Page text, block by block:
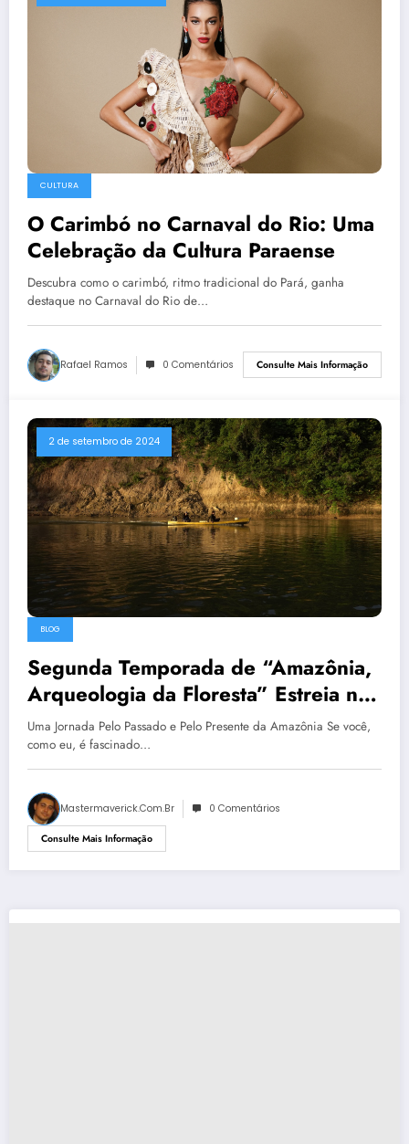
CULTURA
O Carimbó no Carnaval do Rio: Uma
Celebração da Cultura Paraense
Descubra como o carimbó, ritmo tradicional do Pará, ganha
destaque no Carnaval do Rio de…
Rafael Ramos 0 Comentários Consulte Mais Informação
2 de setembro de 2024
BLOG
Segunda Temporada de “Amazônia,
Arqueologia da Floresta” Estreia no
SescTV
Uma Jornada Pelo Passado e Pelo Presente da Amazônia Se você,
como eu, é fascinado…
Mastermaverick.com.br 0 Comentários
Consulte Mais Informação